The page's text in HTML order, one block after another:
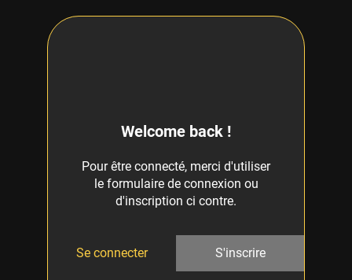
Welcome back !
Pour être connecté, merci d'utiliser
le formulaire de connexion ou
d'inscription ci contre.
Se connecter S'inscrire